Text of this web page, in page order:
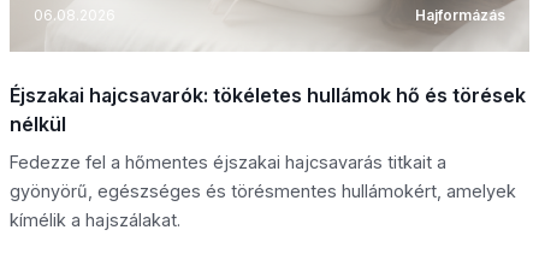
06.08.2026 Hajformázás
Éjszakai hajcsavarók: tökéletes hullámok hő és törések
nélkül
Fedezze fel a hőmentes éjszakai hajcsavarás titkait a
gyönyörű, egészséges és törésmentes hullámokért, amelyek
kímélik a hajszálakat.